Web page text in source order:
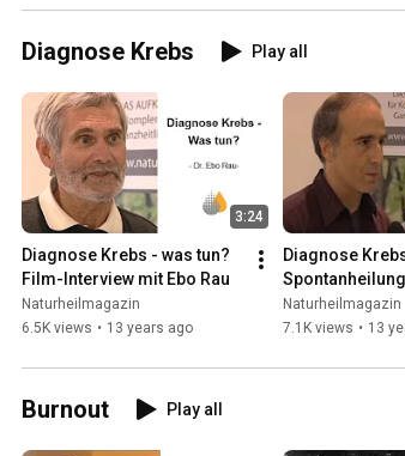
Diagnose Krebs Play all
3:24
Diagnose Krebs - was tun?
Film-Interview mit Ebo Rau
Naturheilmagazin
6.5K views • 13 years ago
Diagnose
Gesellschaft für
biologische
Naturheilmagazin
7.1K views • 13
Burnout Play all